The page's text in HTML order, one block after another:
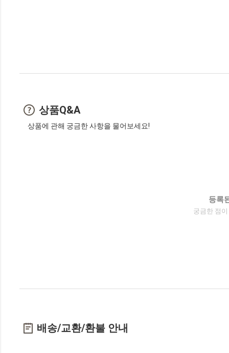
상품Q&A
상품에 관해 궁금한 사항을 물어보세요!
등록
궁금한 점
배송/교환/환불 안내